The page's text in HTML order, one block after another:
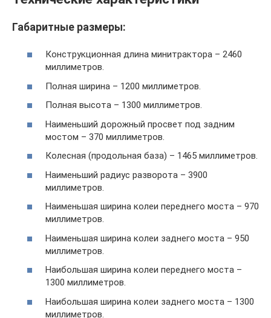
Габаритные размеры:
Конструкционная длина минитрактора – 2460
миллиметров.
Полная ширина – 1200 миллиметров.
Полная высота – 1300 миллиметров.
Наименьший дорожный просвет под задним
мостом – 370 миллиметров.
Колесная (продольная база) – 1465 миллиметров.
Наименьший радиус разворота – 3900
миллиметров.
Наименьшая ширина колеи переднего моста – 970
миллиметров.
Наименьшая ширина колеи заднего моста – 950
миллиметров.
Наибольшая ширина колеи переднего моста –
1300 миллиметров.
Наибольшая ширина колеи заднего моста – 1300
миллиметров.